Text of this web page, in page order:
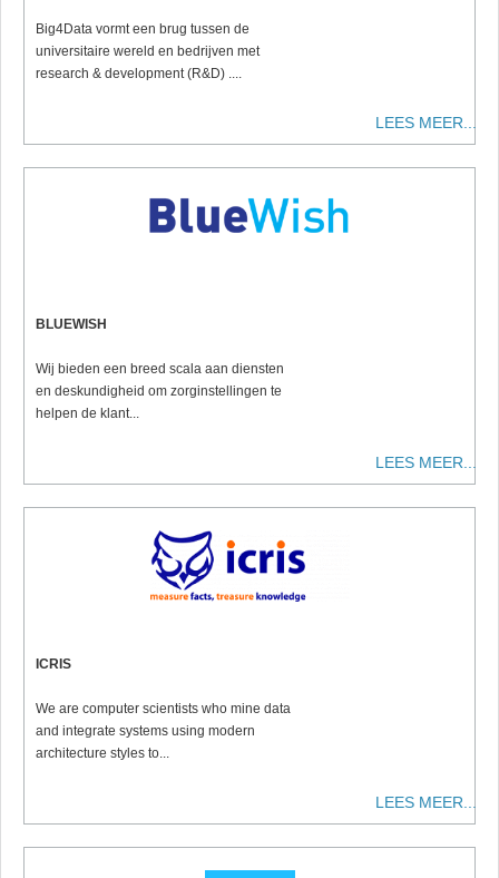
Big4Data vormt een brug tussen de
universitaire wereld en bedrijven met
research & development (R&D) ....
LEES MEER...
BLUEWISH
Wij bieden een breed scala aan diensten
en deskundigheid om zorginstellingen te
helpen de klant...
LEES MEER...
ICRIS
We are computer scientists who mine data
and integrate systems using modern
architecture styles to...
LEES MEER...